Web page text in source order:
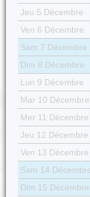
Jeu 5 Décembre
Ven 6 Décembre
Sam 7 Décembre
Dim 8 Décembre
Lun 9 Décembre
Mar 10 Décembre
Mer 11 Décembre
Jeu 12 Décembre
Ven 13 Décembre
Sam 14
Dim 15 Décembre